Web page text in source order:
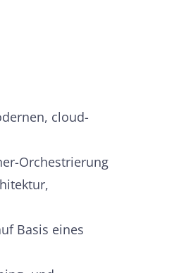
cloud-
Orchestrierung
Basis eines